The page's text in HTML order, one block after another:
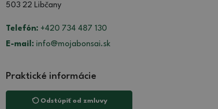
503 22 Libčany
Telefón: +420 734 487 130
E-mail: info@mojabonsai.sk
Praktické informácie
Odstúpiť od zmluvy